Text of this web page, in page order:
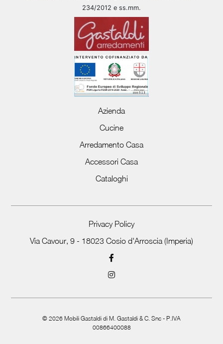
234/2012 e ss.mm.
Azienda
Cucine
Arredamento Casa
Accessori Casa
Cataloghi
Privacy Policy
Via Cavour, 9 - 18023 Cosio d'Arroscia (Imperia)
© 2026 Mobili Gastaldi di M. Gastaldi & C. Snc - P.IVA
00866400088